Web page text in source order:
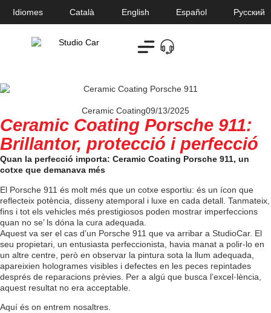
Idiomes Català English Español Русский
Ceramic Coating09/13/2025
Ceramic Coating Porsche 911:
Brillantor, protecció i perfecció
Quan la perfecció importa: Ceramic Coating Porsche 911, un
cotxe que demanava més
El Porsche 911 és molt més que un cotxe esportiu: és un ícon que
reflecteix potència, disseny atemporal i luxe en cada detall. Tanmateix,
fins i tot els vehicles més prestigiosos poden mostrar imperfeccions
quan no se’ ls dóna la cura adequada.
Aquest va ser el cas d’un Porsche 911 que va arribar a StudioCar. El
seu propietari, un entusiasta perfeccionista, havia manat a polir-lo en
un altre centre, però en observar la pintura sota la llum adequada,
apareixien hologrames visibles i defectes en les peces repintades
després de reparacions prèvies. Per a algú que busca l’excel·lència,
aquest resultat no era acceptable.
Aquí és on entrem nosaltres.